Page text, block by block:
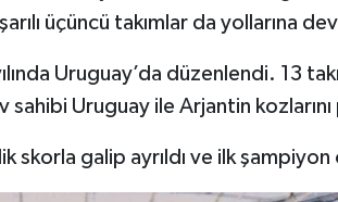
üçüncü takımlar da yollarına
Uruguay’da düzenlendi. 13
Uruguay ile Arjantin kozlarını
skorla galip ayrıldı ve ilk